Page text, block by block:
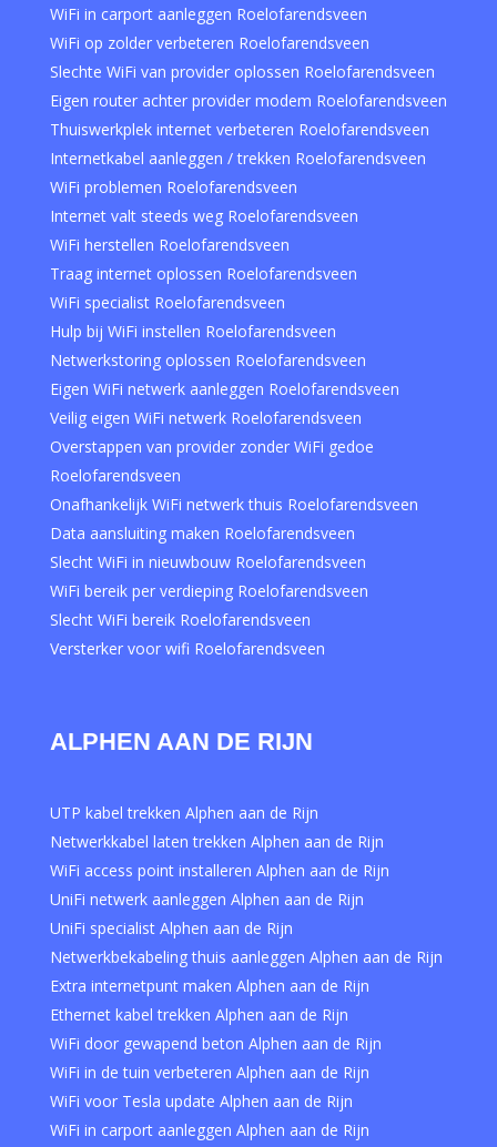
WiFi in carport aanleggen Roelofarendsveen
WiFi op zolder verbeteren Roelofarendsveen
Slechte WiFi van provider oplossen Roelofarendsveen
Eigen router achter provider modem Roelofarendsveen
Thuiswerkplek internet verbeteren Roelofarendsveen
Internetkabel aanleggen / trekken Roelofarendsveen
WiFi problemen Roelofarendsveen
Internet valt steeds weg Roelofarendsveen
WiFi herstellen Roelofarendsveen
Traag internet oplossen Roelofarendsveen
WiFi specialist Roelofarendsveen
Hulp bij WiFi instellen Roelofarendsveen
Netwerkstoring oplossen Roelofarendsveen
Eigen WiFi netwerk aanleggen Roelofarendsveen
Veilig eigen WiFi netwerk Roelofarendsveen
Overstappen van provider zonder WiFi gedoe
Roelofarendsveen
Onafhankelijk WiFi netwerk thuis Roelofarendsveen
Data aansluiting maken Roelofarendsveen
Slecht WiFi in nieuwbouw Roelofarendsveen
WiFi bereik per verdieping Roelofarendsveen
Slecht WiFi bereik Roelofarendsveen
Versterker voor wifi Roelofarendsveen
ALPHEN AAN DE RIJN
UTP kabel trekken Alphen aan de Rijn
Netwerkkabel laten trekken Alphen aan de Rijn
WiFi access point installeren Alphen aan de Rijn
UniFi netwerk aanleggen Alphen aan de Rijn
UniFi specialist Alphen aan de Rijn
Netwerkbekabeling thuis aanleggen Alphen aan de Rijn
Extra internetpunt maken Alphen aan de Rijn
Ethernet kabel trekken Alphen aan de Rijn
WiFi door gewapend beton Alphen aan de Rijn
WiFi in de tuin verbeteren Alphen aan de Rijn
WiFi voor Tesla update Alphen aan de Rijn
WiFi in carport aanleggen Alphen aan de Rijn